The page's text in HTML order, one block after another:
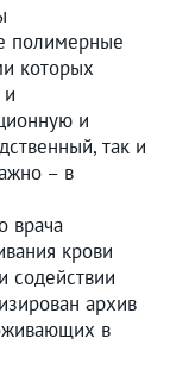
полимерные
которых
и
и
так и
– в
врача
крови
содействии
архив
в